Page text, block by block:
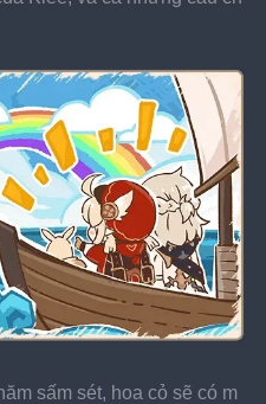
sấm sét, hoa cỏ sẽ có m